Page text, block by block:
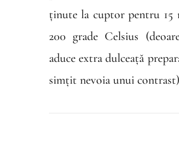
ținute la cuptor pentru 15
200 grade Celsius
aduce extra dulceață
simțit nevoia unui